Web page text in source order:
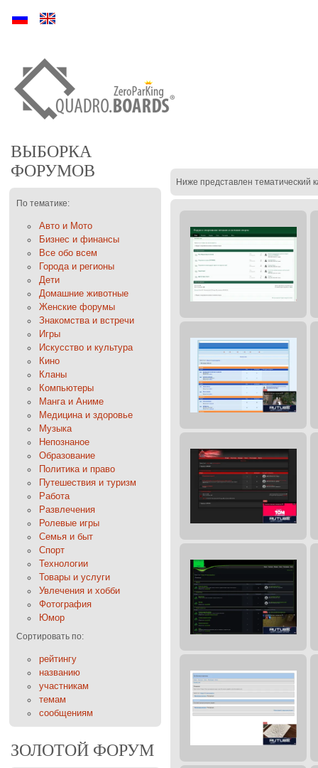
Ру En
ВЫБОРКА
ФОРУМОВ
По тематике:
Авто и Мото
Бизнес и финансы
Все обо всем
Города и регионы
Дети
Домашние животные
Женские форумы
Знакомства и встречи
Игры
Искусство и культура
Кино
Кланы
Компьютеры
Манга и Аниме
Медицина и здоровье
Музыка
Непознаное
Образование
Политика и право
Путешествия и туризм
Работа
Развлечения
Ролевые игры
Семья и быт
Спорт
Технологии
Товары и услуги
Увлечения и хобби
Фотография
Юмор
Сортировать по:
рейтингу
названию
участникам
темам
сообщениям
ЗОЛОТОЙ ФОРУМ
Ниже представлен тематический